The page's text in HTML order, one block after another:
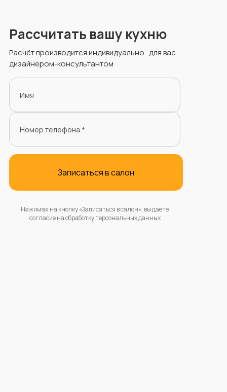
Рассчитать вашу кухню
Расчёт производится индивидуально для вас
дизайнером-консультантом
Имя
Номер телефона *
Записаться в салон
Нажимая на кнопку «Записаться в салон», вы даете
согласие на обработку персональных данных